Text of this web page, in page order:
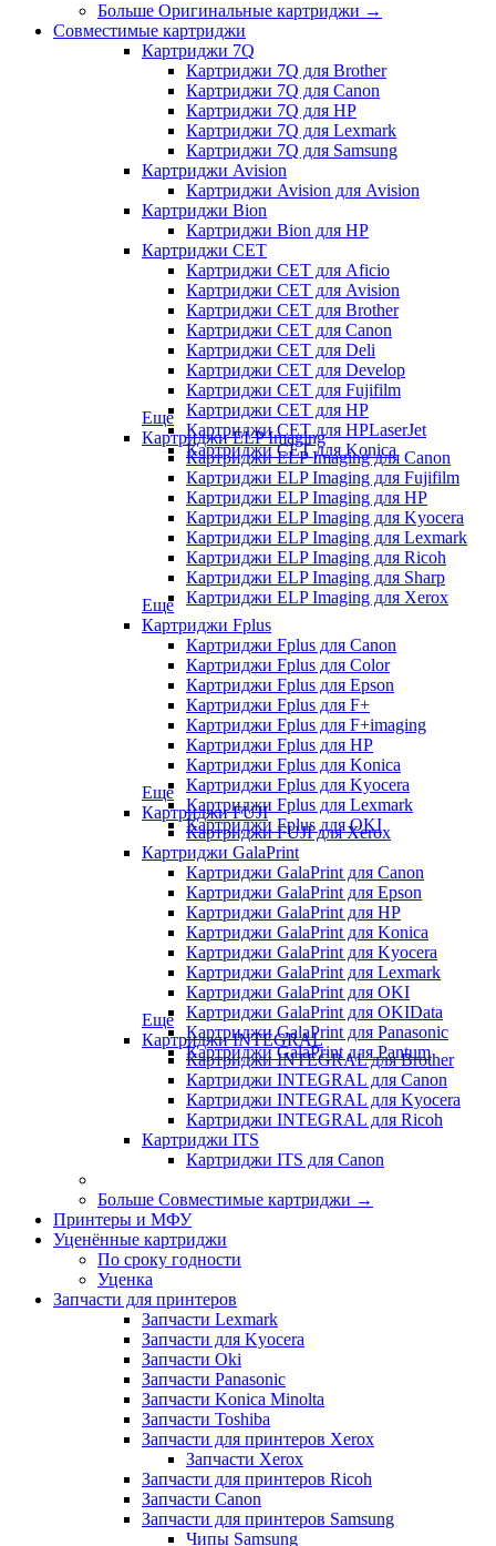
Больше Оригинальные картриджи →
Совместимые картриджи
Картриджи 7Q
Картриджи 7Q для Brother
Картриджи 7Q для Canon
Картриджи 7Q для HP
Картриджи 7Q для Lexmark
Картриджи 7Q для Samsung
Картриджи Avision
Картриджи Avision для Avision
Картриджи Bion
Картриджи Bion для HP
Картриджи CET
Картриджи CET для Aficio
Картриджи CET для Avision
Картриджи CET для Brother
Картриджи CET для Canon
Картриджи CET для Deli
Картриджи CET для Develop
Картриджи CET для Fujifilm
Картриджи CET для HP
Картриджи CET для HPLaserJet
Картриджи CET для Konica
Еще
Картриджи ELP Imaging
Картриджи ELP Imaging для Canon
Картриджи ELP Imaging для Fujifilm
Картриджи ELP Imaging для HP
Картриджи ELP Imaging для Kyocera
Картриджи ELP Imaging для Lexmark
Картриджи ELP Imaging для Ricoh
Картриджи ELP Imaging для Sharp
Картриджи ELP Imaging для Xerox
Еще
Картриджи Fplus
Картриджи Fplus для Canon
Картриджи Fplus для Color
Картриджи Fplus для Epson
Картриджи Fplus для F+
Картриджи Fplus для F+imaging
Картриджи Fplus для HP
Картриджи Fplus для Konica
Картриджи Fplus для Kyocera
Картриджи Fplus для Lexmark
Картриджи Fplus для OKI
Еще
Картриджи FUJI
Картриджи FUJI для Xerox
Картриджи GalaPrint
Картриджи GalaPrint для Canon
Картриджи GalaPrint для Epson
Картриджи GalaPrint для HP
Картриджи GalaPrint для Konica
Картриджи GalaPrint для Kyocera
Картриджи GalaPrint для Lexmark
Картриджи GalaPrint для OKI
Картриджи GalaPrint для OKIData
Картриджи GalaPrint для Panasonic
Картриджи GalaPrint для Pantum
Еще
Картриджи INTEGRAL
Картриджи INTEGRAL для Brother
Картриджи INTEGRAL для Canon
Картриджи INTEGRAL для Kyocera
Картриджи INTEGRAL для Ricoh
Картриджи ITS
Картриджи ITS для Canon
Больше Совместимые картриджи →
Принтеры и МФУ
Уценённые картриджи
По сроку годности
Уценка
Запчасти для принтеров
Запчасти Lexmark
Запчасти для Kyocera
Запчасти Oki
Запчасти Panasonic
Запчасти Koniсa Minolta
Запчасти Toshiba
Запчасти для принтеров Xerox
Запчасти Xerox
Запчасти для принтеров Ricoh
Запчасти Canon
Запчасти для принтеров Samsung
Чипы Samsung